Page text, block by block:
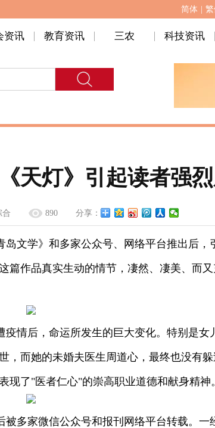
简体
资讯 教育资讯 三农 科技资讯
天灯》引起读者强
合 890 分享：
文学》和多家公众号、网络平台推出后，
篇作品真实生动的情节，凄然、凄美、而
疫情后，命运所发生的巨大变化。特别是女
，而她的未婚夫医生周道心，最终也没有
了"医者仁心"的崇高职业道德和献身精神。
被多家微信公众号和报刊网络平台转载。一